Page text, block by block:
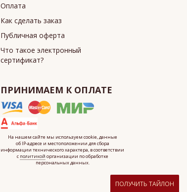
Оплата
Как сделать заказ
Публичная оферта
Что такое электронный
сертификат?
ПРИНИМАЕМ К ОПЛАТЕ
На нашем сайте мы используем cookie, данные
об IP-адресе и местоположении для сбора
информации технического характера, в соответствии
с политикой организации по обработке
персональных данных.
ПОЛУЧИТЬ ТАЙЛОН